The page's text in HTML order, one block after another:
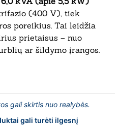
(400 V), tiek
poreikius. Tai leidžia
prietaisus – nuo
ar šildymo įrangos.
gali skirtis nuo realybės.
gali turėti ilgesnį